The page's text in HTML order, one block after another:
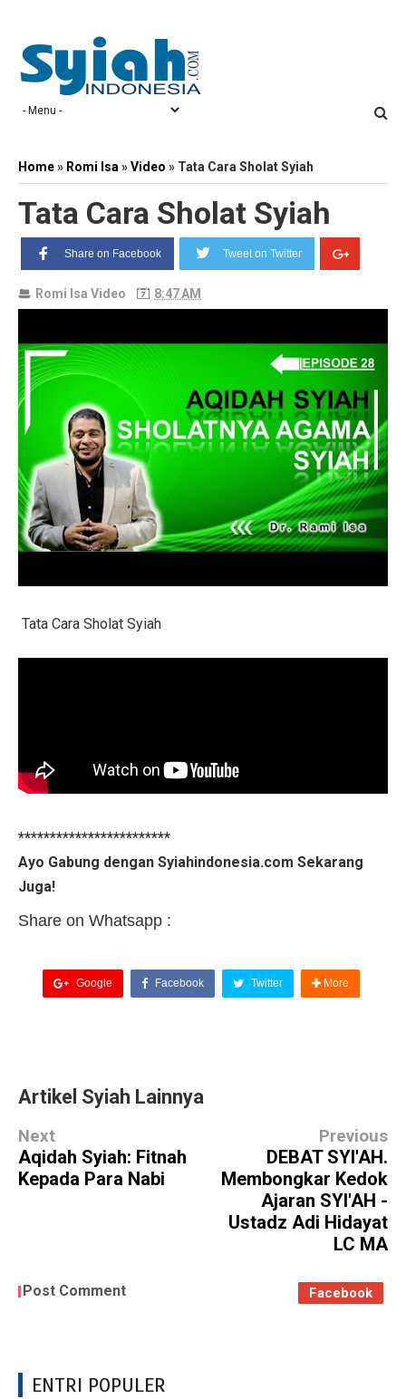
Home» Romi Isa »Video » Tata Cara Sholat Syiah
Tata Cara Sholat Syiah
Share on Facebook Tweet on Twitter
Romi Isa Video 8:47 AM
Tata Cara Sholat Syiah
************************
Ayo Gabung dengan Syiahindonesia.com Sekarang
Juga!
Share on Whatsapp :
Google Facebook Twitter More
Artikel Syiah Lainnya
Next
Aqidah Syiah: Fitnah
Kepada Para Nabi
Previous
DEBAT SYI'AH.
Membongkar Kedok
Ajaran SYI'AH -
Ustadz Adi Hidayat
LC MA
Post Comment Facebook
ENTRI POPULER